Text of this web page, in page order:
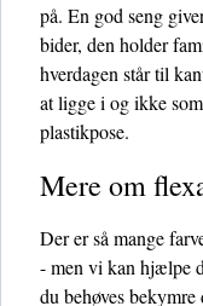
på. En god seng
bider, den holder
hverdagen står til
at ligge i og ikke
plastikpose.
Mere om
Der er så mange
- men vi kan hjælpe
du behøves